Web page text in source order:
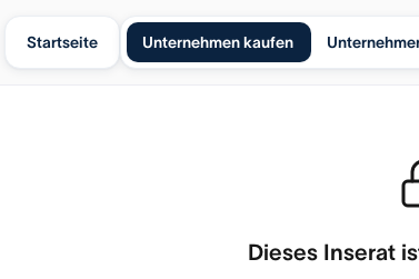
Startseite Unternehmen kaufen
Dieses Inserat